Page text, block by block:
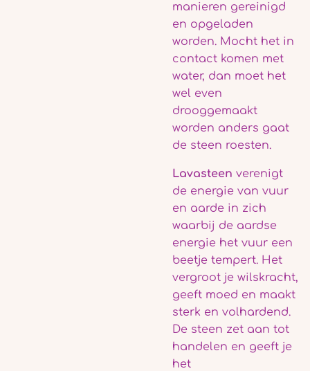
manieren gereinigd
en opgeladen
worden. Mocht het in
contact komen met
water, dan moet het
wel even
drooggemaakt
worden anders gaat
de steen roesten.
Lavasteen verenigt
de energie van vuur
en aarde in zich
waarbij de aardse
energie het vuur een
beetje tempert. Het
vergroot je wilskracht,
geeft moed en maakt
sterk en volhardend.
De steen zet aan tot
handelen en geeft je
het